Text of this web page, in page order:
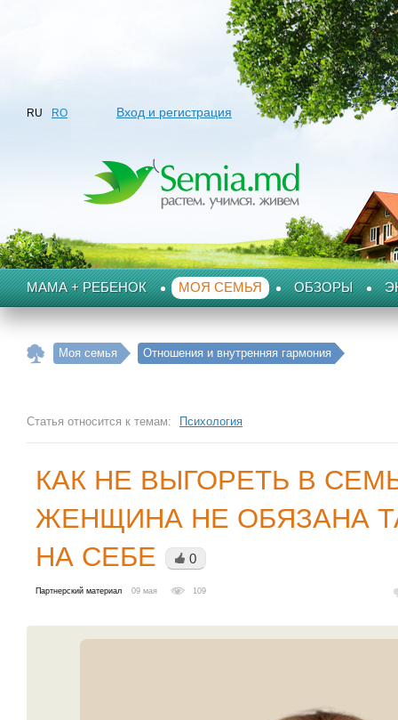
RU RO Вход и регистрация
МАМА + РЕБЕНОК МОЯ СЕМЬЯ ОБЗОРЫ
Моя семья Отношения и внутренняя гармония
Статья относится к темам: Психология
КАК НЕ ВЫГОРЕТЬ В
ЖЕНЩИНА НЕ ОБЯЗАНА
НА СЕБЕ
0
Партнерский материал 09 мая 109